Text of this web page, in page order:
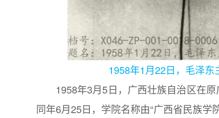
1958年1月22日，毛泽
1958年3月5日，广西壮族自治区在
同年6月25日，学院名称由“广西省民族学